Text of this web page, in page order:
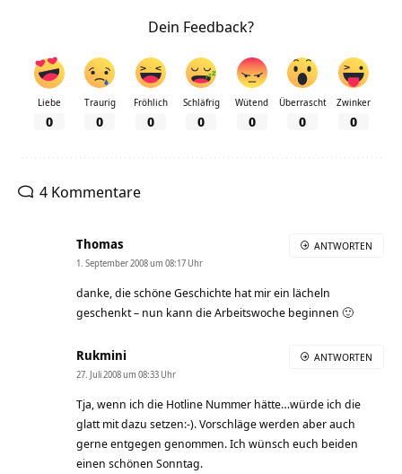
Dein Feedback?
Liebe
0
Traurig
0
Fröhlich
0
Schläfrig
0
Wütend
0
Überrascht
0
Zwinker
0
4 Kommentare
Thomas
1. September 2008 um 08:17 Uhr
danke, die schöne Geschichte hat mir ein lächeln
geschenkt – nun kann die Arbeitswoche beginnen 🙂
ANTWORTEN
Rukmini
27. Juli 2008 um 08:33 Uhr
Tja, wenn ich die Hotline Nummer hätte…würde ich die
glatt mit dazu setzen:-). Vorschläge werden aber auch
gerne entgegen genommen. Ich wünsch euch beiden
einen schönen Sonntag.
ANTWORTEN